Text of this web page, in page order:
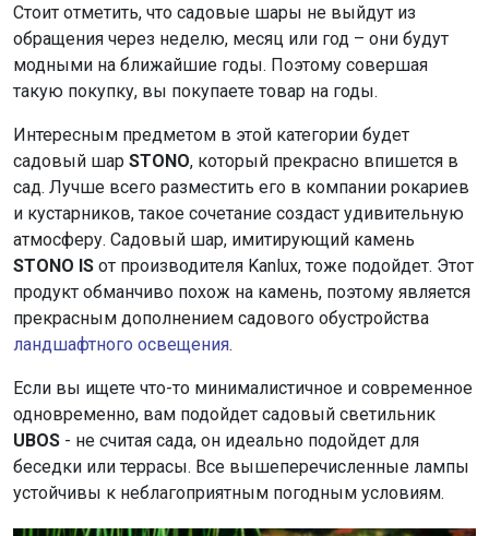
Стоит отметить, что садовые шары не выйдут из
обращения через неделю, месяц или год – они будут
модными на ближайшие годы. Поэтому совершая
такую ​​покупку, вы покупаете товар на годы.
Интересным предметом в этой категории будет
садовый шар STONO, который прекрасно впишется в
сад. Лучше всего разместить его в компании рокариев
и кустарников, такое сочетание создаст удивительную
атмосферу. Садовый шар, имитирующий камень
STONO IS от производителя Kanlux, тоже подойдет. Этот
продукт обманчиво похож на камень, поэтому является
прекрасным дополнением садового обустройства
ландшафтного освещения.
Если вы ищете что-то минималистичное и современное
одновременно, вам подойдет садовый светильник
UBOS - не считая сада, он идеально подойдет для
беседки или террасы. Все вышеперечисленные лампы
устойчивы к неблагоприятным погодным условиям.